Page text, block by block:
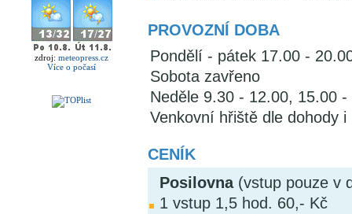
zdroj: meteopress.cz
Více o počasí
PROVOZNÍ DOBA
Pondělí - pátek 17.00 -
Sobota zavřeno
Neděle 9.30 - 12.00, 15.00
Venkovní hřiště dle dohody
CENÍK
Posilovna(vstup pouze v
1 vstup 1,5 hod. 60,- Kč